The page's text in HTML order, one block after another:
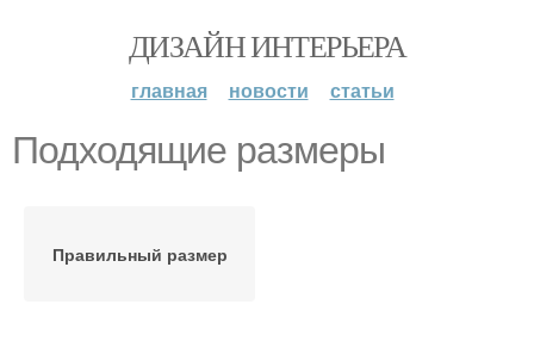
ДИЗАЙН ИНТЕРЬЕРА
главная новости статьи
Подходящие размеры
Правильный размер